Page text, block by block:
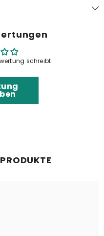
schreibt